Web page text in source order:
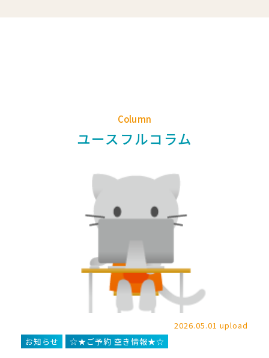
Column
ユースフルコラム
2026.05.01 upload
お知らせ
☆★ご予約 空き情報★☆